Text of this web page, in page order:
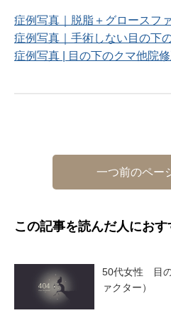
症例写真｜脱脂＋グロースフ
症例写真｜手術しない目の下
症例写真 | 目の下のクマ他院
一つ前のペー
この記事を読んだ人におす
50代女性 目
ァクター）